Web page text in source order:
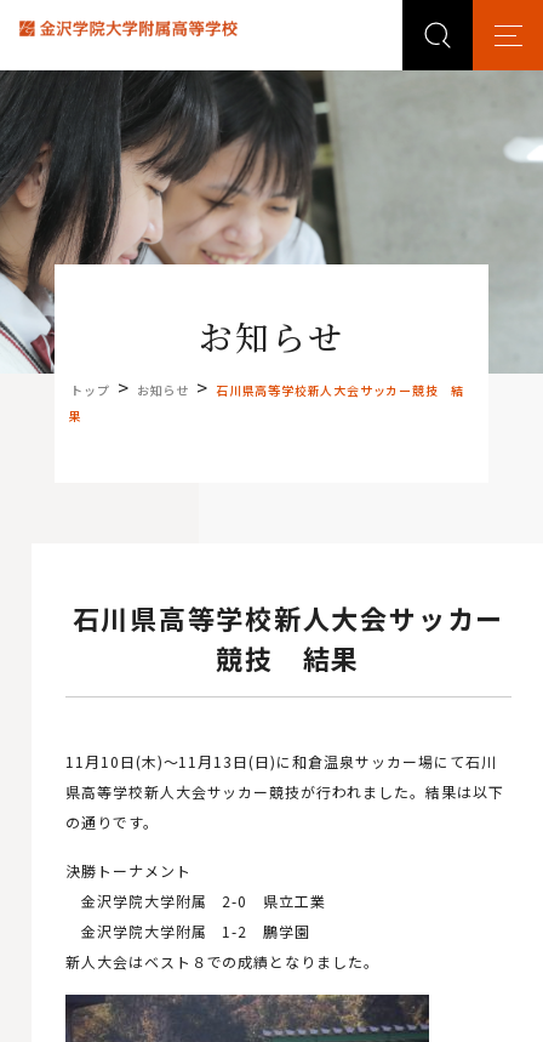
お知らせ
トップ > お知らせ > 石川県高等学校新人大会サッカー競技 結
果
石川県高等学校新人大会サッカー
競技 結果
11月10日(木)～11月13日(日)に和倉温泉サッカー場にて石川
県高等学校新人大会サッカー競技が行われました。結果は以下
の通りです。
決勝トーナメント
金沢学院大学附属 2-0 県立工業
金沢学院大学附属 1-2 鵬学園
新人大会はベスト８での成績となりました。